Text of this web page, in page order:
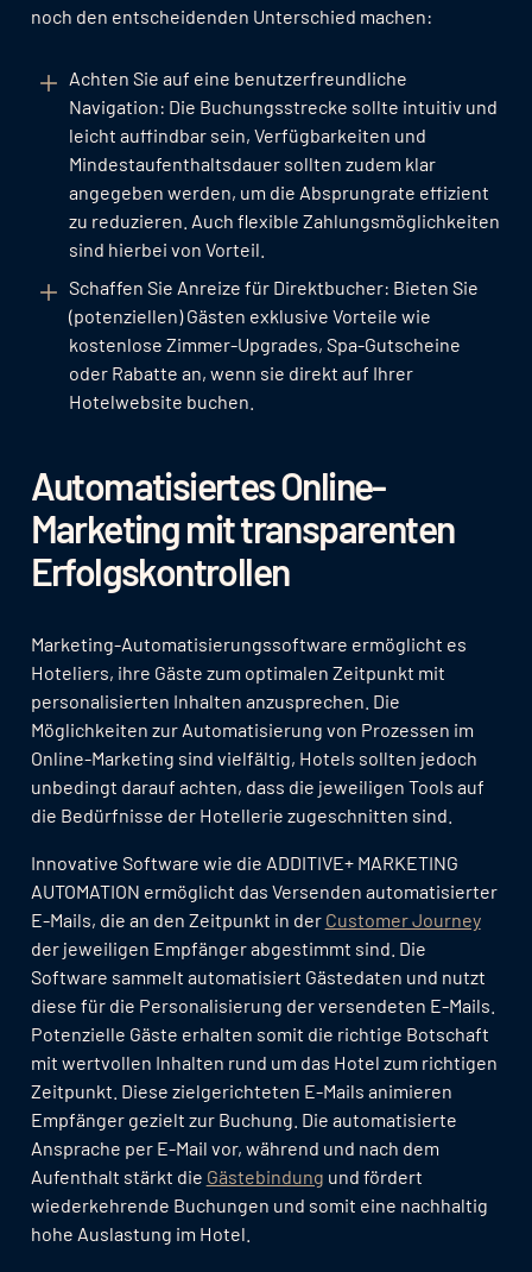
noch den entscheidenden Unterschied machen:
Achten Sie auf eine benutzerfreundliche
Navigation: Die Buchungsstrecke sollte intuitiv und
leicht auffindbar sein, Verfügbarkeiten und
Mindestaufenthaltsdauer sollten zudem klar
angegeben werden, um die Absprungrate effizient
zu reduzieren. Auch flexible Zahlungsmöglichkeiten
sind hierbei von Vorteil.
Schaffen Sie Anreize für Direktbucher: Bieten Sie
(potenziellen) Gästen exklusive Vorteile wie
kostenlose Zimmer-Upgrades, Spa-Gutscheine
oder Rabatte an, wenn sie direkt auf Ihrer
Hotelwebsite buchen.
Automatisiertes Online-
Marketing mit transparenten
Erfolgskontrollen
Marketing-Automatisierungssoftware ermöglicht es
Hoteliers, ihre Gäste zum optimalen Zeitpunkt mit
personalisierten Inhalten anzusprechen. Die
Möglichkeiten zur Automatisierung von Prozessen im
Online-Marketing sind vielfältig, Hotels sollten jedoch
unbedingt darauf achten, dass die jeweiligen Tools auf
die Bedürfnisse der Hotellerie zugeschnitten sind.
Innovative Software wie die ADDITIVE+ MARKETING
AUTOMATION ermöglicht das Versenden automatisierter
E-Mails, die an den Zeitpunkt in der Customer Journey
der jeweiligen Empfänger abgestimmt sind. Die
Software sammelt automatisiert Gästedaten und nutzt
diese für die Personalisierung der versendeten E-Mails.
Potenzielle Gäste erhalten somit die richtige Botschaft
mit wertvollen Inhalten rund um das Hotel zum richtigen
Zeitpunkt. Diese zielgerichteten E-Mails animieren
Empfänger gezielt zur Buchung. Die automatisierte
Ansprache per E-Mail vor, während und nach dem
Aufenthalt stärkt die Gästebindung und fördert
wiederkehrende Buchungen und somit eine nachhaltig
hohe Auslastung im Hotel.